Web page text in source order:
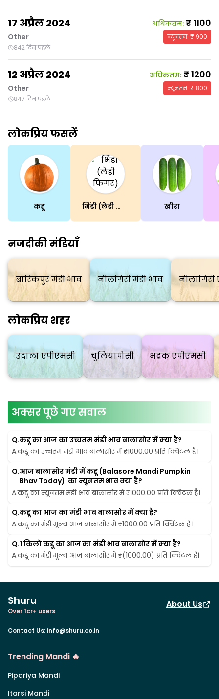
17 अप्रैल 2024
Other
842 दिन पहले
अधिकतम: ₹ 1100
न्यूनतम: ₹ 900
12 अप्रैल 2024
Other
847 दिन पहले
अधिकतम: ₹ 1200
न्यूनतम: ₹ 800
लोकप्रिय फसलें
कद्दू भिंडी (लेडी फिंगर) खीरा
नजदीकी मंडियाँ
बारिकपुर मंडी भाव नीलगिरी मंडी भाव नीलागिरी
लोकप्रिय शहर
उदाला एपीएमसी चुलियापोसी भद्रक एपीएमसी
अक्सर पूछे गए सवाल
Q.कद्दू का आज का उच्चतम मंडी भाव बालासोर में क्या है?
A.कद्दू का उच्चतम मंडी भाव बालासोर में ₹1000.00 प्रति क्विंटल है।
Q.आज बालासोर मंडी में कद्दू (Balasore Mandi Pumpkin
Bhav Today)  का न्यूनतम भाव क्या है?
A.कद्दू का न्यूनतम मंडी भाव बालासोर में ₹1000.00 प्रति क्विंटल है।
Q.कद्दू का आज का मंडी भाव बालासोर में क्या है?
A.कद्दू का मंडी मूल्य आज बालासोर में ₹1000.00 प्रति क्विंटल है।
Q.1 किलो कद्दू का आज का मंडी भाव बालासोर में क्या है?
A.कद्दू का मंडी मूल्य आज बालासोर में ₹(1000.00) प्रति क्विंटल है।
Shuru
Over 1cr+ users
About Us
Contact Us: info@shuru.co.in
Trending Mandi 🔥
Pipariya Mandi
Itarsi Mandi